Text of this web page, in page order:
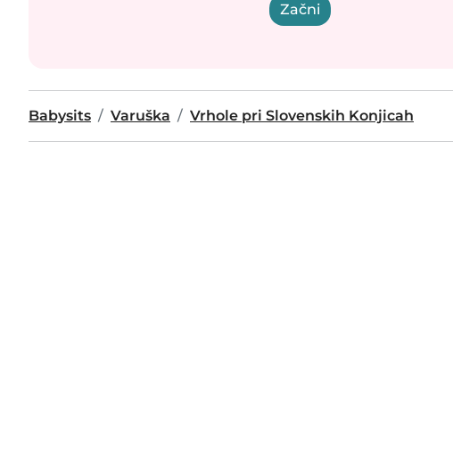
Začni
Babysits Varuška Vrhole pri Slovenskih Konjicah